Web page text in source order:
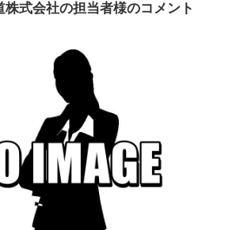
株式会社の担当者様のコメント